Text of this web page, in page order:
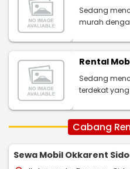
Sedang
murah
Rental
Sedang
terdekat
Cabang
Sewa Mobil Okkarent